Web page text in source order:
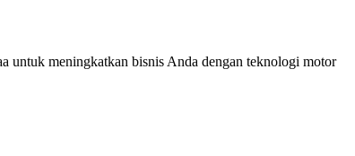
untuk meningkatkan bisnis Anda dengan teknologi motor